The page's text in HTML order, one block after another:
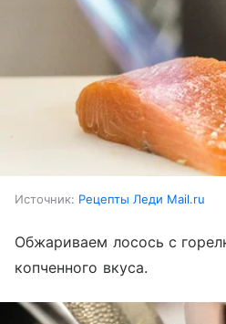
Источник: Рецепты Леди Mail.ru
Обжариваем лосось с
копченного вкуса.